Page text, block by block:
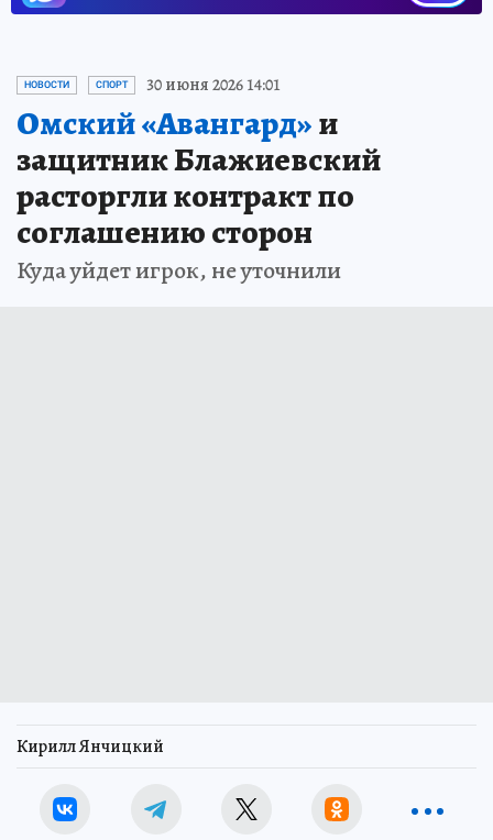
НОВОСТИ СПОРТ 30 июня 2026 14:01
Омский «Авангард»и
защитник Блажиевский
расторгли контракт по
соглашению сторон
Куда уйдет игрок, не уточнили
Кирилл Янчицкий